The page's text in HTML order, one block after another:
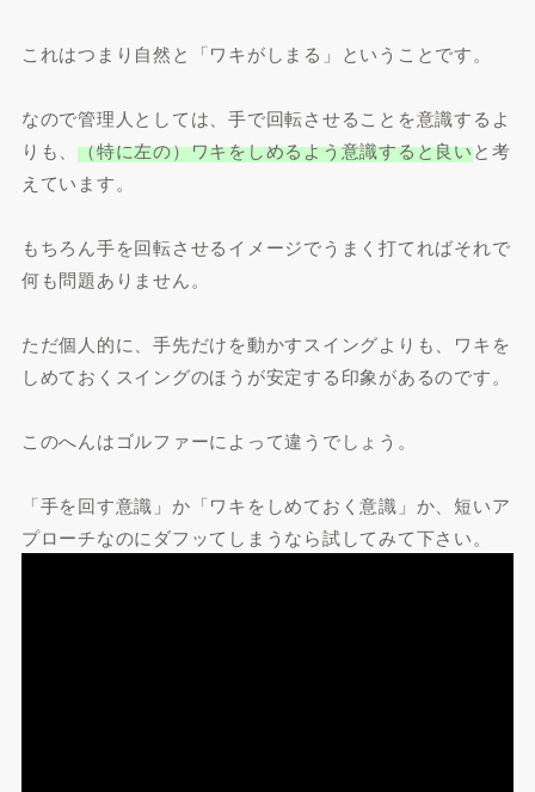
これはつまり自然と「ワキがしまる」ということです。
なので管理人としては、手で回転させることを意識するよ
りも、（特に左の）ワキをしめるよう意識すると良いと考
えています。
もちろん手を回転させるイメージでうまく打てればそれで
何も問題ありません。
ただ個人的に、手先だけを動かすスイングよりも、ワキを
しめておくスイングのほうが安定する印象があるのです。
このへんはゴルファーによって違うでしょう。
「手を回す意識」か「ワキをしめておく意識」か、短いア
プローチなのにダフッてしまうなら試してみて下さい。